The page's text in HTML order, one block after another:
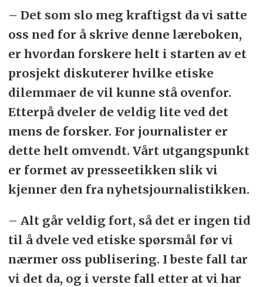
– Det som slo meg kraftigst da vi satte
oss ned for å skrive denne læreboken,
er hvordan forskere helt i starten av et
prosjekt diskuterer hvilke etiske
dilemmaer de vil kunne stå ovenfor.
Etterpå dveler de veldig lite ved det
mens de forsker. For journalister er
dette helt omvendt. Vårt utgangspunkt
er formet av presseetikken slik vi
kjenner den fra nyhetsjournalistikken.
– Alt går veldig fort, så det er ingen tid
til å dvele ved etiske spørsmål før vi
nærmer oss publisering. I beste fall tar
vi det da, og i verste fall etter at vi har